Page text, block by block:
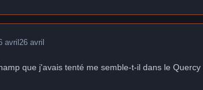
avril 26 avril
que j'avais tenté me semble-t-il dans le Quercy